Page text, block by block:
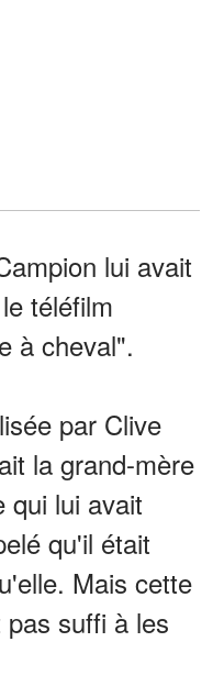
lui avait
téléfilm
à cheval".
par Clive
la grand-mère
qui lui avait
qu'il était
Mais cette
suffi à les